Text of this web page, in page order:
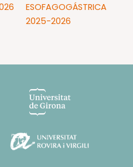
ESOFAGOGÁSTRICA
2025-2026